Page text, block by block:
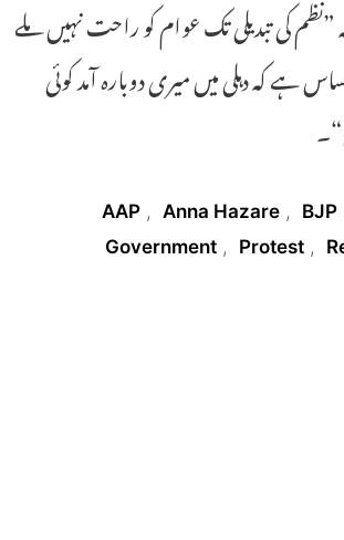
”نظم کی تبدیلی تک عوام کو راحت نہیں ملے
ہے کہ دہلی میں میری دوبارہ آمد کوئی
AAP , Anna Hazare , BJP
Government , Protest ,